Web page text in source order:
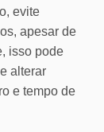
evite
apesar de
isso pode
alterar
e tempo de